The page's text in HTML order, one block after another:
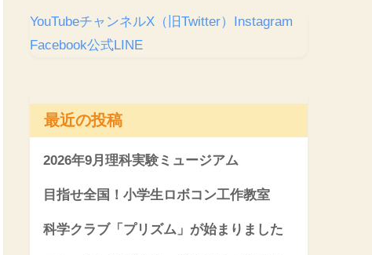
YouTubeチャンネルX（旧Twitter） Instagram
Facebook公式LINE
最近の投稿
2026年9月理科実験ミュージアム
目指せ全国！小学生ロボコン工作教室
科学クラブ「プリズム」が始まりました